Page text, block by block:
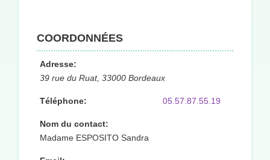
COORDONNÉES
Adresse:
39 rue du Ruat, 33000 Bordeaux
Téléphone: 05.57.87.55.19
Nom du contact:
Madame ESPOSITO Sandra